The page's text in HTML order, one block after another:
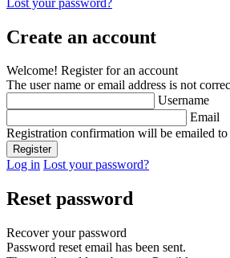
Create an account
Welcome! Register for an account
The user name or email address is not
Username
Email
Registration confirmation will be emailed to
Log in Lost your password?
Reset password
Recover your password
Password reset email has been sent.